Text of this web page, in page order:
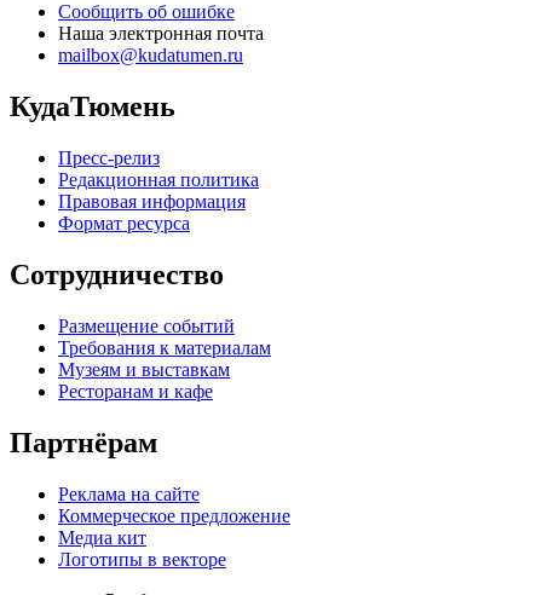
Сообщить об ошибке
Наша электронная почта
mailbox@kudatumen.ru
КудаТюмень
Пресс-релиз
Редакционная политика
Правовая информация
Формат ресурса
Сотрудничество
Размещение событий
Требования к материалам
Музеям и выставкам
Ресторанам и кафе
Партнёрам
Реклама на сайте
Коммерческое предложение
Медиа кит
Логотипы в векторе